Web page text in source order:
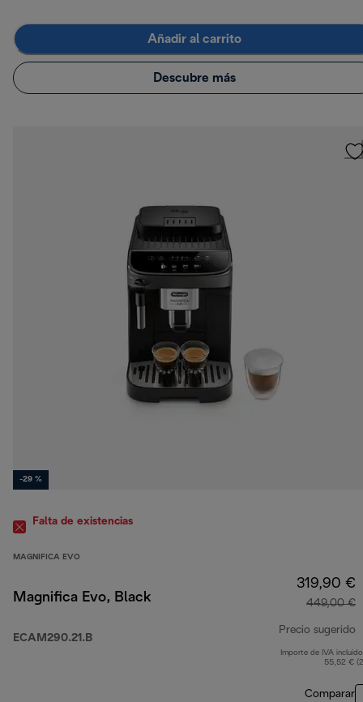
Añadir al carrito
Descubre más
-29 %
Falta de existencias
MAGNIFICA EVO
Magnifica Evo, Black
ECAM290.21.B
319,90 €
449,00 €
Precio sugerido
Importe de IVA
55,52 €
Comparar